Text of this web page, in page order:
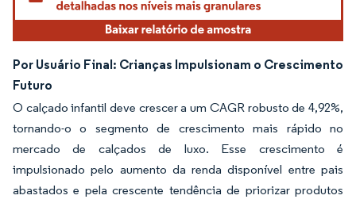
Por Usuário Final: Crianças Impulsionam o Crescimento
Futuro
O calçado infantil deve crescer a um CAGR robusto de 4,92%,
tornando-o o segmento de crescimento mais rápido no
mercado de calçados de luxo. Esse crescimento é
impulsionado pelo aumento da renda disponível entre pais
abastados e pela crescente tendência de priorizar produtos